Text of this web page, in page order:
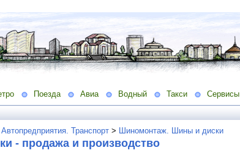
Поезда Авиа Водный Такси Сервисы
Автопредприятия. Транспорт > Шиномонтаж. Шины и диски
- продажа и производство